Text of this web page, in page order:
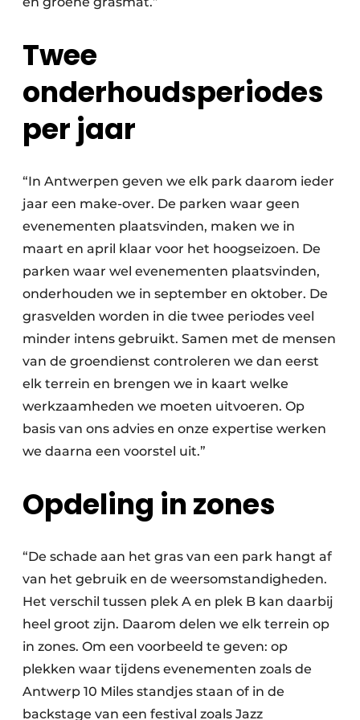
Twee
onderhoudsperiodes
per jaar
“In Antwerpen geven we elk park daarom ieder
jaar een make-over. De parken waar geen
evenementen plaatsvinden, maken we in
maart en april klaar voor het hoogseizoen. De
parken waar wel evenementen plaatsvinden,
onderhouden we in september en oktober. De
grasvelden worden in die twee periodes veel
minder intens gebruikt. Samen met de mensen
van de groendienst controleren we dan eerst
elk terrein en brengen we in kaart welke
werkzaamheden we moeten uitvoeren. Op
basis van ons advies en onze expertise werken
we daarna een voorstel uit.”
Opdeling in zones
“De schade aan het gras van een park hangt af
van het gebruik en de weersomstandigheden.
Het verschil tussen plek A en plek B kan daarbij
heel groot zijn. Daarom delen we elk terrein op
in zones. Om een voorbeeld te geven: op
plekken waar tijdens evenementen zoals de
Antwerp 10 Miles standjes staan of in de
backstage van een festival zoals Jazz